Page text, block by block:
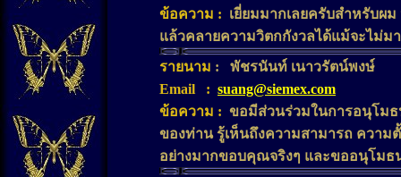
ข้อความ : เยี่ยมมากเลยครับสำหรับผ
แล้วคลายความวิตกกังวลได้แม้จะไม่ม
รายนาม :
พัชรนันท์ เนาวรัตน์พงษ์
Email
: suang@siemex.com
ข้อความ : ขอมีส่วนร่วมในการอนุโมธ
ของท่าน รู้เห็นถึงความสามารถ ความ
อย่างมากขอบคุณจริงๆ และขออนุโมธ